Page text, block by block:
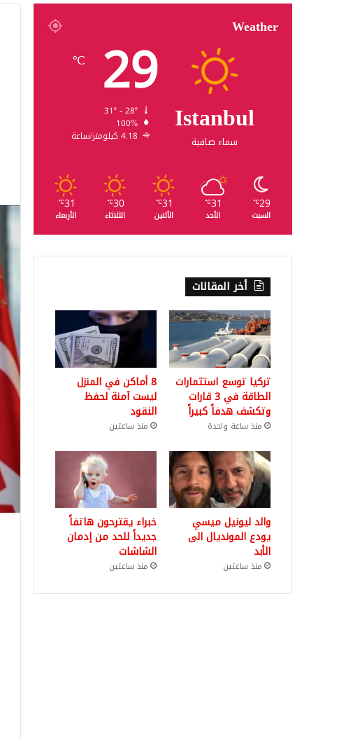
Weather
Istanbul
سماء صافية
29
℃
100%
4.18 كيلومتر/ساعة
29
℃
السبت
31
℃
الأحد
31
℃
الأثنين
30
℃
الثلاثاء
31
℃
الأربعاء
أخر المقالات
تركيا توسع استثمارات
الطاقة في 3 قارات
وتكشف هدفاً كبيراً
منذ ساعة واحدة
8 أماكن في المنزل
ليست آمنة لحفظ
النقود
منذ ساعتين
والد ليونيل ميسي
يودع المونديال الى
الأبد
منذ ساعتين
خبراء يقترحون هاتفاً
جديداً للحد من إدمان
الشاشات
منذ ساعتين